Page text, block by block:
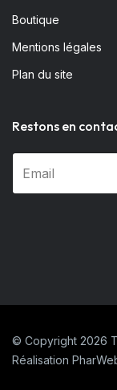
Boutique
Mentions légales
Plan du site
Restons en
© Copyright 2026
Réalisation